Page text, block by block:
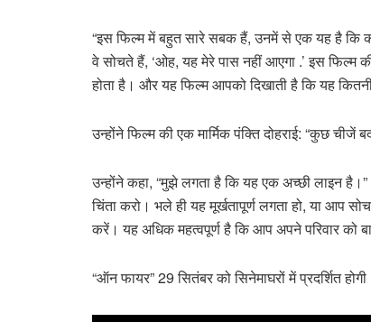
“इस फिल्म में बहुत सारे सबक हैं, उनमें से एक यह है कि
वे सोचते हैं, ‘ओह, यह मेरे पास नहीं आएगा .’ इस
होता है। और यह फिल्म आपको दिखाती है कि यह
उन्होंने फिल्म की एक मार्मिक पंक्ति दोहराई: “कुछ
उन्होंने कहा, “मुझे लगता है कि यह एक अच्छी लाइन
चिंता करो। भले ही यह मूर्खतापूर्ण लगता हो, या आप
करें। यह अधिक महत्वपूर्ण है कि आप अपने परिवार को
“ऑन फायर” 29 सितंबर को सिनेमाघरों में प्रदर्शित